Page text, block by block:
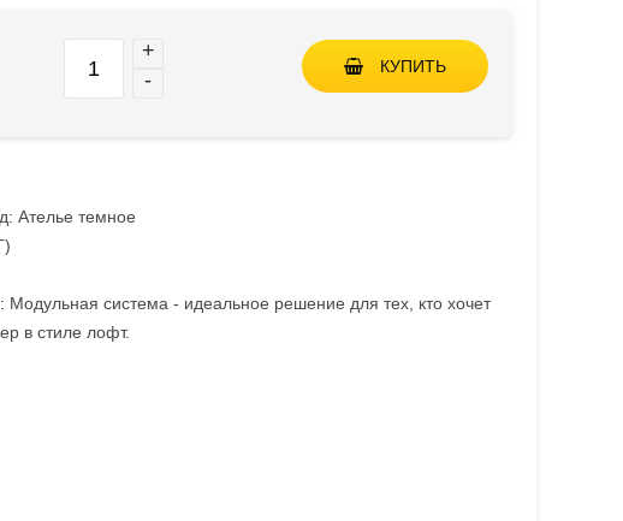
+
-
КУПИТЬ
Ателье темное
Модульная система - идеальное решение для тех, кто хочет
в стиле лофт.